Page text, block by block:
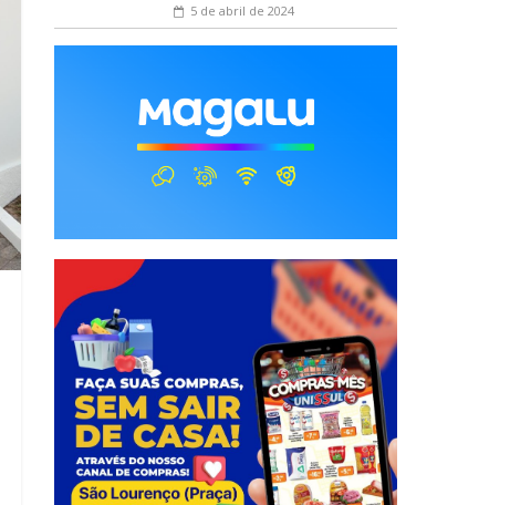
5 de abril de 2024